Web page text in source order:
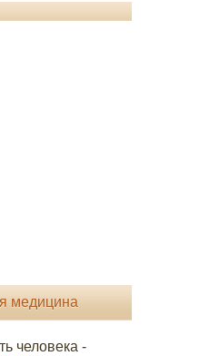
медицина
человека -